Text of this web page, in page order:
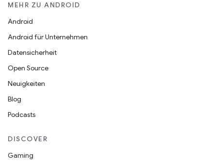
MEHR ZU ANDROID
Android
Android für Unternehmen
Datensicherheit
Open Source
Neuigkeiten
Blog
Podcasts
DISCOVER
Gaming